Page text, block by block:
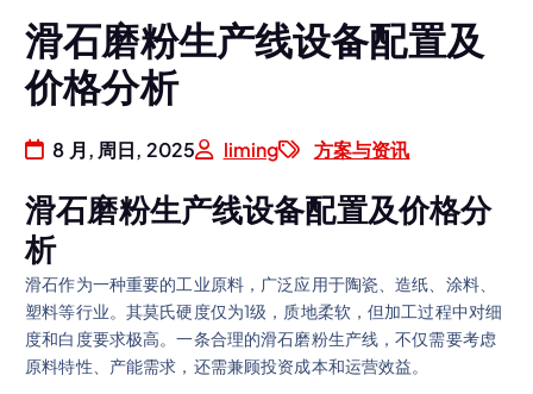
滑石磨粉生产线设备配置及
价格分析
8 月, 周日, 2025 liming 方案与资讯
滑石磨粉生产线设备配置及价格分
析
滑石作为一种重要的工业原料，广泛应用于陶瓷、造纸、涂料、
塑料等行业。其莫氏硬度仅为1级，质地柔软，但加工过程中对细
度和白度要求极高。一条合理的滑石磨粉生产线，不仅需要考虑
原料特性、产能需求，还需兼顾投资成本和运营效益。